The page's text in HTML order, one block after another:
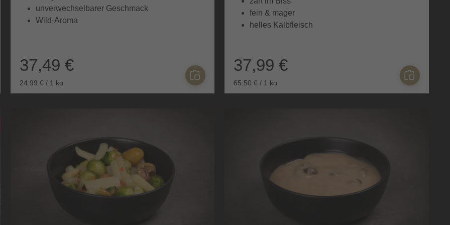
unverwechselbarer Geschmack
Wild-Aroma
37,49 €
24,99 € / 1 kg
fein & mager
helles Kalbfleisch
37,99 €
65,50 € / 1 kg